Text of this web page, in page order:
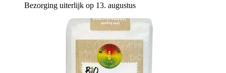
Bezorging uiterlijk op 13. augustus